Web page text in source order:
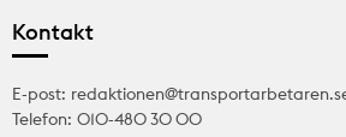
Kontakt
E-post:
Telefon: 010-480 30 00